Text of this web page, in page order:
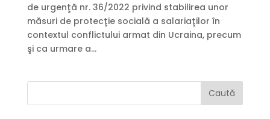
de urgenţă nr. 36/2022 privind stabilirea unor
măsuri de protecţie socială a salariaţilor în
contextul conflictului armat din Ucraina, precum
şi ca urmare a...
Caută